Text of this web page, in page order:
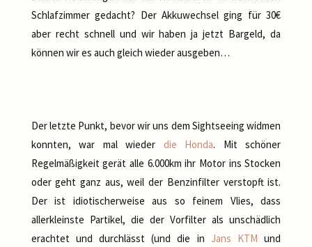
Schlafzimmer gedacht? Der Akkuwechsel ging für 30€
aber recht schnell und wir haben ja jetzt Bargeld, da
können wir es auch gleich wieder ausgeben…
Der letzte Punkt, bevor wir uns dem Sightseeing widmen
konnten, war mal wieder die Honda. Mit schöner
Regelmäßigkeit gerät alle 6.000km ihr Motor ins Stocken
oder geht ganz aus, weil der Benzinfilter verstopft ist.
Der ist idiotischerweise aus so feinem Vlies, dass
allerkleinste Partikel, die der Vorfilter als unschädlich
erachtet und durchlässt (und die in Jans KTM und